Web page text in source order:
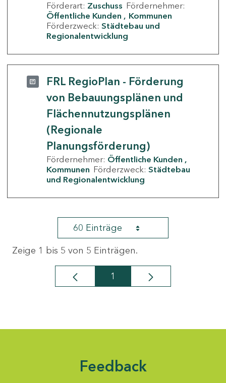
Förderart: Zuschuss Fördernehmer:
Öffentliche Kunden
Kommunen
Förderzweck: Städtebau und
Regionalentwicklung
FRL RegioPlan - Förderung
von Bebauungsplänen und
Flächennutzungsplänen
(Regionale
Planungsförderung)
Fördernehmer: Öffentliche Kunden
Kommunen Förderzweck: Städtebau
und Regionalentwicklung
60 Einträge
Zeige 1 bis 5 von 5 Einträgen.
Seite
1
Feedback